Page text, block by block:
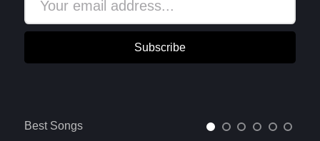
Subscribe
Best Songs